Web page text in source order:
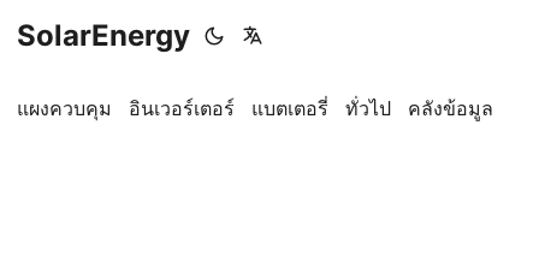
SolarEnergy
แผงควบคุม อินเวอร์เตอร์ แบตเตอรี่ ทั่วไป คลังข้อมูล